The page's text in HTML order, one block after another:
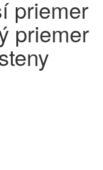
priemer
priemer